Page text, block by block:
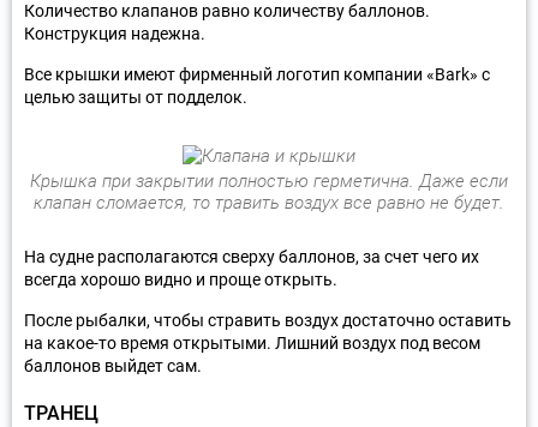
Количество клапанов равно количеству баллонов.
Конструкция надежна.
Все крышки имеют фирменный логотип компании «Bark» с
целью защиты от подделок.
Крышка при закрытии полностью герметична. Даже если
клапан сломается, то травить воздух все равно не будет.
На судне располагаются сверху баллонов, за счет чего их
всегда хорошо видно и проще открыть.
После рыбалки, чтобы стравить воздух достаточно оставить
на какое-то время открытыми. Лишний воздух под весом
баллонов выйдет сам.
ТРАНЕЦ